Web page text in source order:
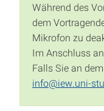
Während des
dem
Mikrofon zu
Im Anschluss
Falls Sie an
info@iew.uni-